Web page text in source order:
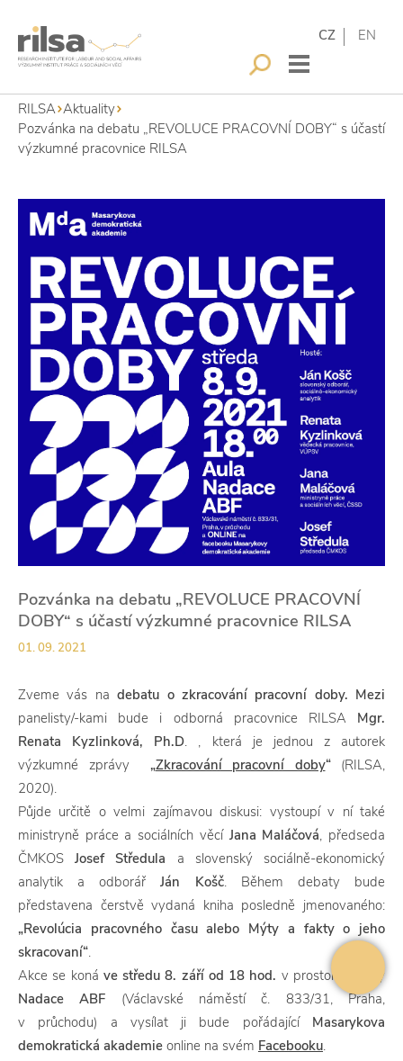
CZ EN
RILSA Aktuality
Pozvánka na debatu „REVOLUCE PRACOVNÍ DOBY“ s účastí
výzkumné pracovnice RILSA
Pozvánka na debatu „REVOLUCE PRACOVNÍ
DOBY“ s účastí výzkumné pracovnice RILSA
01. 09. 2021
Zveme vás nadebatu o zkracování pracovní doby. Mezi
panelisty/-kami bude i odborná pracovnice RILSA Mgr.
Renata Kyzlinková, Ph.D. , která je jednou z autorek
výzkumné zprávy „Zkracování pracovní doby“(RILSA,
2020).
Půjde určitě o velmi zajímavou diskusi: vystoupí v ní také
ministryně práce a sociálních věcí Jana Maláčová, předseda
ČMKOSJosefStředula a slovenský sociálně-ekonomický
analytik a odborářJán Košč. Během debaty bude
představena čerstvě vydaná kniha posledně jmenovaného:
„Revolúcia pracovného času alebo Mýty a fakty o jeho
skracovaní“.
Akce se koná ve středu 8. září od 18 hod. v prostorách auly
Nadace ABF (Václavské náměstí č. 833/31, Praha,
v průchodu) a vysílat ji bude pořádající Masarykova
demokratická akademie online na svém Facebooku.